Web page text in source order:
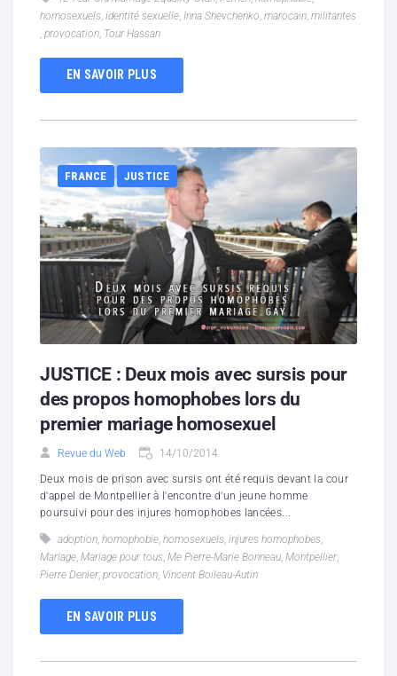
homosexuels identité sexuelle Inna Shevchenko marocain militantes
provocation Tour Hassan
EN SAVOIR PLUS
FRANCE JUSTICE
JUSTICE : Deux mois avec sursis pour
des propos homophobes lors du
premier mariage homosexuel
Revue du Web 14/10/2014
Deux mois de prison avec sursis ont été requis devant la cour
d'appel de Montpellier à l'encontre d'un jeune homme
poursuivi pour des injures homophobes lancées...
adoption, homophobie, homosexuels, injures homophobes,
Mariage, Mariage pour tous, Me Pierre-Marie Bonneau, Montpellier,
Pierre Denier, provocation, Vincent Boileau-Autin
EN SAVOIR PLUS